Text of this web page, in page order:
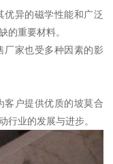
优异的磁学性能和广泛
的重要材料。
厂家也受多种因素的影
客户提供优质的坡莫合
行业的发展与进步。